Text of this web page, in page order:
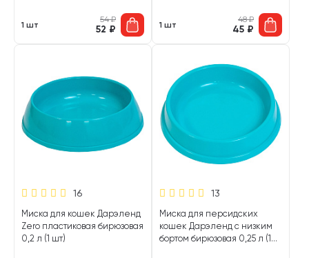
1 шт
54₽
52 ₽ 1 шт
48₽
45 ₽
16
Миска для кошек Дарэленд
Zero пластиковая бирюзовая
0,2 л (1 шт)
13
Миска для персидских
кошек Дарэленд с низким
бортом бирюзовая 0,25 л (1